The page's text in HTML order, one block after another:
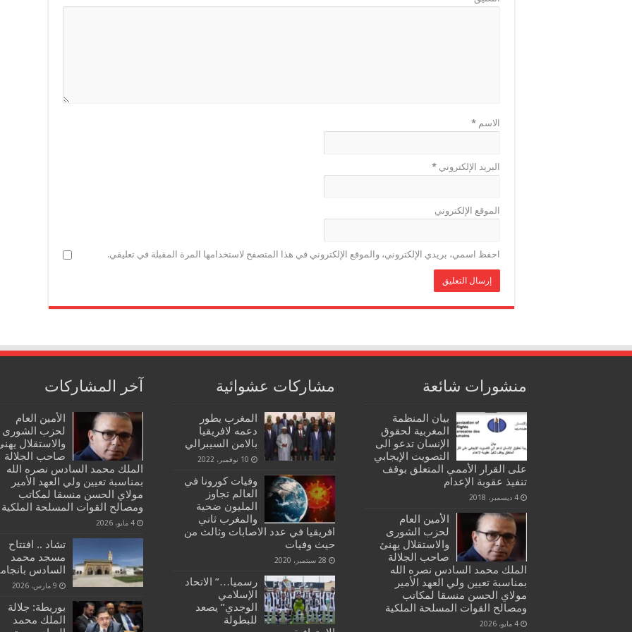
الاسم *
البريد الإلكتروني *
الموقع الإلكتروني
احفظ اسمي، بريدي الإلكتروني، والموقع الإلكتروني في هذا المتصفح لاستخدامها المرة المقبلة في تعليقي.
منشورات شائعة
بيان المنظمة
المغربية لحقوق
الإنسان تدعو الى
التصويت الإيجابي
على القرار الأممي المتعلق بوقف
تنفيذ عقوبة الإعدام
4 ديسمبر، 2018
الأمين العام
لحزب الشورى
والاستقلال يهنئ
صاحب الجلالة
الملك محمد السادس نصره الله
بمناسبة تعيين ولي العهد الأمير
مولاي الحسن منسقا لمكاتب
ومصالح القوات المسلحة الملكية
4 مايو، 2026
مشاركات عشوائية
المغرب يطور
دعمه لافريقيا
بالامن السيبرالي
10 نوفمبر، 2022
وفيات كورونا في
العالم تجاوز
المليون ضحية
والمغرب ثاني
افريقيا في عدد الاصابات وثالث من
حيث وفيات
28 سبتمبر، 2020
رسميا…” الاتحاد
الإسلامي
الوجدي” يصعد
للبطولة
آخر المشاركات
الأمين العام
لحزب الشورى
والاستقلال
صاحب الجلالة
الملك محمد السادس نصره الله
بمناسبة تعيين ولي العهد الأمير
مولاي الحسن منسقا لمكاتب
ومصالح القوات المسلحة الملكية
4 مايو، 2026
تشاد .. افتتاح
مسجد محمد
السادس
9 مارس، 2026
بوريطة: جلالة
الملك محمد